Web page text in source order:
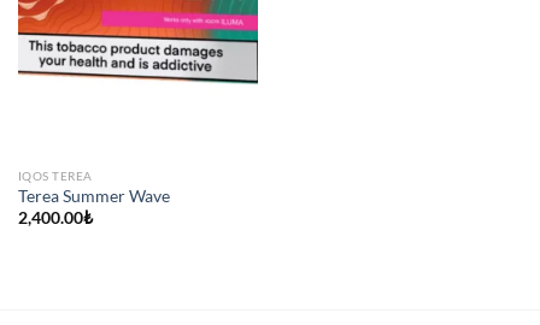
IQOS TEREA
Terea Summer Wave
2,400.00₺